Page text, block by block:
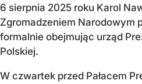
6 sierpnia 2025 roku Karol
Zgromadzeniem Narodowym
formalnie obejmując urząd
Polskiej.
W czwartek przed Pałacem